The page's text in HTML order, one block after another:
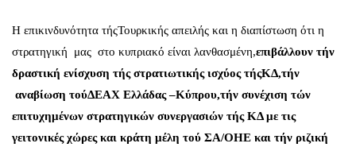
Η επικινδυνότητα τήςΤουρκικής απειλής και η διαπίστωση ότι η
στρατηγική μας στο κυπριακό είναι λανθασμένη,επιβάλλουν τήν
δραστική ενίσχυση τής στρατιωτικής ισχύος τήςΚΔ,τήν
αναβίωση τούΔΕΑΧ Ελλάδας –Κύπρου,τήν συνέχιση τών
επιτυχημένων στρατηγικών συνεργασιών τής ΚΔ με τις
γειτονικές χώρες και κράτη μέλη τού ΣΑ/ΟΗΕ και τήν ριζική